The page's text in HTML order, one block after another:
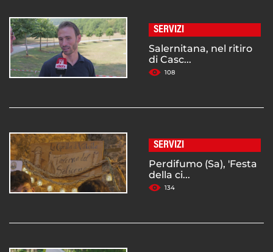
SERVIZI
Salernitana, nel ritiro
di Casc...
108
SERVIZI
Perdifumo (Sa), 'Festa
della ci...
134